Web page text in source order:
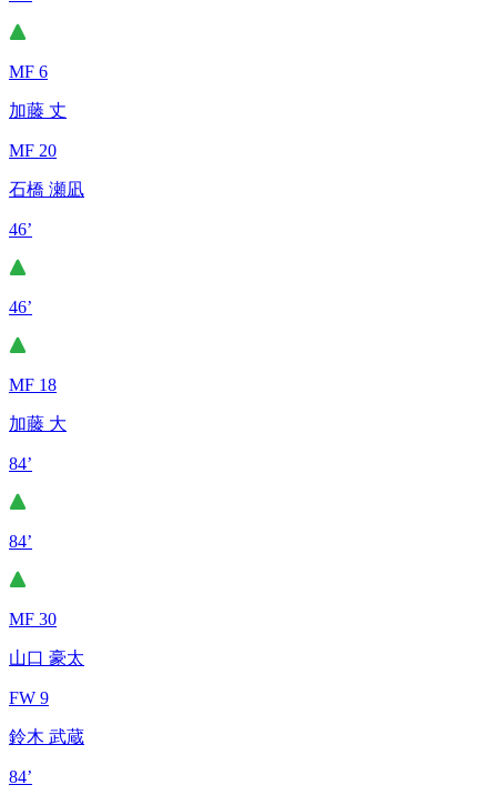
MF 6
加藤 丈
MF 20
石橋 瀬凪
46’
46’
MF 18
加藤 大
84’
84’
MF 30
山口 豪太
FW 9
鈴木 武蔵
84’